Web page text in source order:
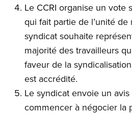
Le CCRI organise un vote
qui fait partie de l’unité
syndicat souhaite
majorité des travailleurs
faveur de la
est accrédité.
Le syndicat envoie un
commencer à négocier la